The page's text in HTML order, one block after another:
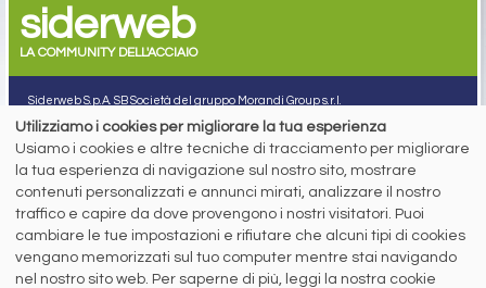
siderweb
LA COMMUNITY DELL'ACCIAIO
Siderweb S.p.A. SB Società del gruppo Morandi Group s.r.l.
ISSN 2532-2982
Sede sociale: Flero (Brescia) Via Don Milani 5
+39 030 254 00 06
E.
info@siderweb.com
Copyright siderweb spa sb
Tutti i diritti sono riservati
Privacy policy
Utilizziamo i cookies per migliorare la tua esperienza
Usiamo i cookies e altre tecniche di tracciamento per migliorare
la tua esperienza di navigazione sul nostro sito, mostrare
contenuti personalizzati e annunci mirati, analizzare il nostro
traffico e capire da dove provengono i nostri visitatori. Puoi
cambiare le tue impostazioni e rifiutare che alcuni tipi di cookies
vengano memorizzati sul tuo computer mentre stai navigando
nel nostro sito web. Per saperne di più, leggi la nostra cookie